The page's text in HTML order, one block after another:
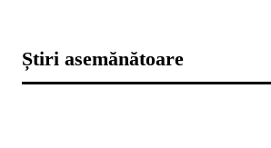
Știri asemănătoare